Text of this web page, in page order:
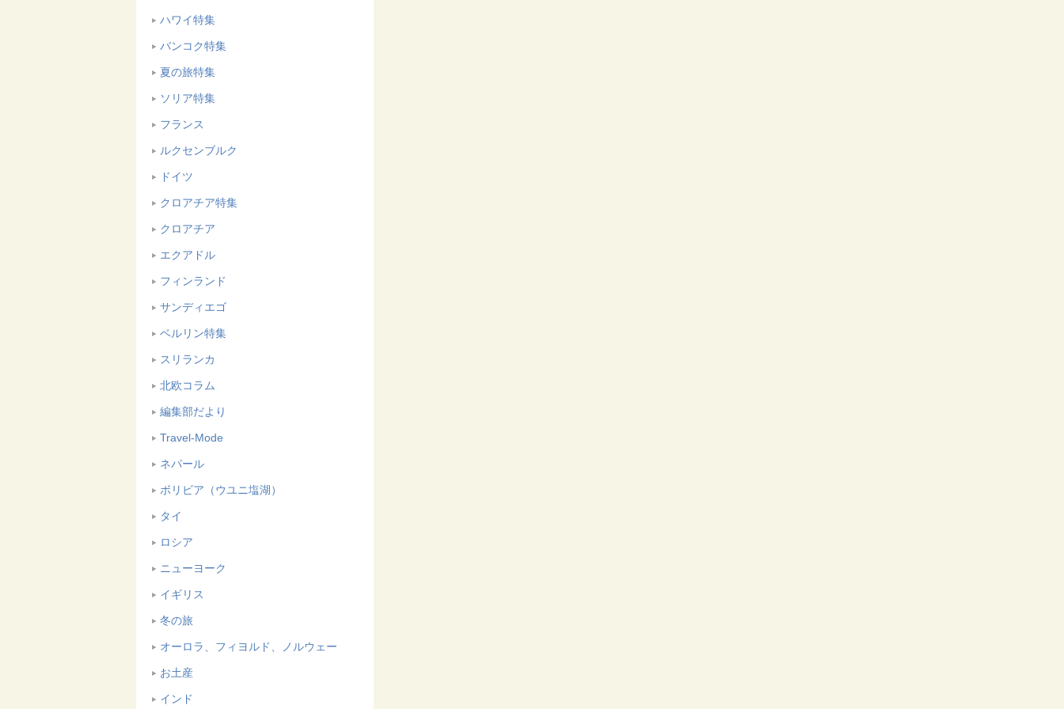
ハワイ特集
バンコク特集
夏の旅特集
ソリア特集
フランス
ルクセンブルク
ドイツ
クロアチア特集
クロアチア
エクアドル
フィンランド
サンディエゴ
ベルリン特集
スリランカ
北欧コラム
編集部だより
Travel-Mode
ネパール
ボリビア（ウユニ塩湖）
タイ
ロシア
ニューヨーク
イギリス
冬の旅
オーロラ、フィヨルド、ノルウェー
お土産
インド